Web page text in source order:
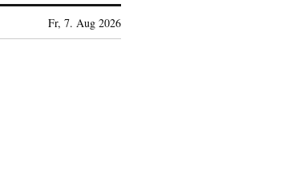
Fr, 7. Aug 2026